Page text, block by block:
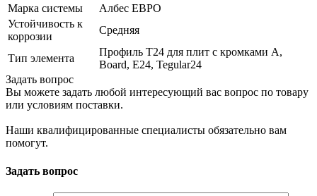
Марка системы
Албес ЕВРО
Устойчивость к
коррозии
Средняя
Тип элемента
Профиль Т24 для плит с кромками A,
Board, E24, Tegular24
Задать вопрос
Вы можете задать любой интересующий вас вопрос по товару
или условиям поставки.
Наши квалифицированные специалисты обязательно вам
помогут.
Задать вопрос